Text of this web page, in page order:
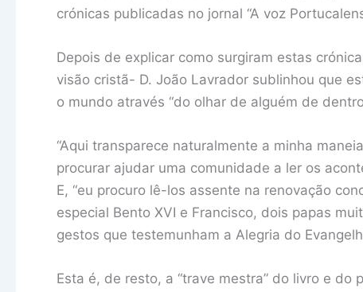
crónicas publicadas no jornal “A voz
Depois de explicar como surgiram estas
visão cristã- D. João Lavrador sublinhou que
o mundo através “do olhar de alguém de
“Aqui transparece naturalmente a minha
procurar ajudar uma comunidade a ler os
E, “eu procuro lê-los assente na renovação
especial Bento XVI e Francisco, dois papas
gestos que testemunham a Alegria do
Esta é, de resto, a “trave mestra” do livro e do